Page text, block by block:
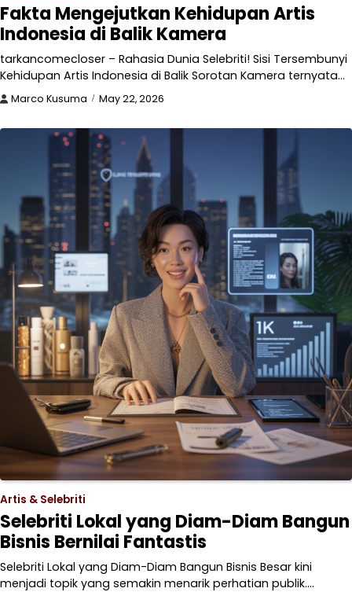
Fakta Mengejutkan Kehidupan Artis
Indonesia di Balik Kamera
tarkancomecloser – Rahasia Dunia Selebriti! Sisi Tersembunyi
Kehidupan Artis Indonesia di Balik Sorotan Kamera ternyata…
Marco Kusuma May 22, 2026
Artis & Selebriti
Selebriti Lokal yang Diam-Diam Bangun
Bisnis Bernilai Fantastis
Selebriti Lokal yang Diam-Diam Bangun Bisnis Besar kini
menjadi topik yang semakin menarik perhatian publik.…